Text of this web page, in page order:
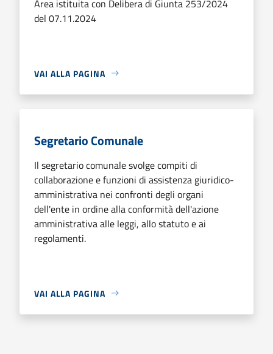
Area istituita con Delibera di Giunta 253/2024
del 07.11.2024
VAI ALLA PAGINA
Segretario Comunale
Il segretario comunale svolge compiti di
collaborazione e funzioni di assistenza giuridico-
amministrativa nei confronti degli organi
dell'ente in ordine alla conformità dell'azione
amministrativa alle leggi, allo statuto e ai
regolamenti.
VAI ALLA PAGINA